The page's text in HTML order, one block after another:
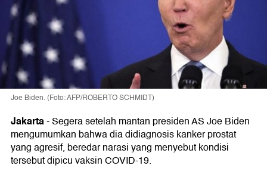
Joe Biden. (Foto: AFP/ROBERTO SCHMIDT)
Jakarta-Segera setelah mantan presiden AS Joe Biden
mengumumkan bahwa dia didiagnosis kanker prostat
yang agresif, beredar narasi yang menyebut kondisi
tersebut dipicu vaksin COVID-19.